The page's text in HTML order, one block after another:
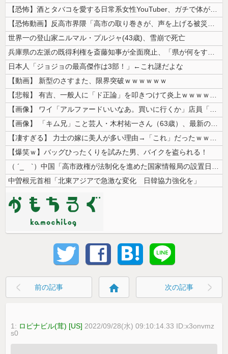
【恐怖】酒とタバコを愛する日常系女性YouTuber、ガチで体が終わる...
【恐怖動画】反高市界隈「高市の取り巻きが、声を上げる被災地のおばちゃん...
世界一の登山家ニルマル・プルジャ(43歳)、雪崩で死亡
兵庫県の左派の既得利権を斎藤知事が全面廃止、「県が何をするねん？」と存...
日本人「ジョジョの最高傑作は3部！」←これ謎だよな
【動画】 新型のさすまた、限界突破ｗｗｗｗｗｗ
【悲報】 有吉、一般人に「ド正論」を叩きつけて炎上ｗｗｗｗｗｗｗｗ
【画像】 ワイ「アルファードいいなあ。買いに行くか」店員「ほいっ見積も...
【画像】 「キム兄」こと芸人・木村祐一さん（63歳）、最新の松本人志さ...
【凄すぎる】 力士の嫁に美人が多い理由→「これ」だったｗｗｗｗｗｗｗ
【爆笑ｗ】バッグひったくりを試みた男、バイクを盗られる！
（ ´_ゝ`）中国「高市政権が法制化を進めた国家情報局の設置日が7月3...
中曽根元首相「北東アジアで急激な変化 日韓協力強化を」
前の記事 home 次の記事
1: ロピナビル(茸) [US] 2022/09/28(水) 09:10:14.33 ID:x3onvmz
s0